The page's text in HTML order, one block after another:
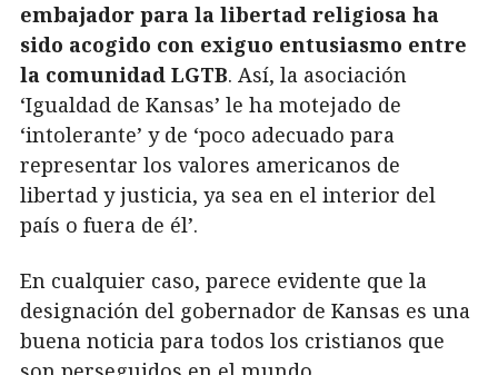
embajador para la libertad religiosa ha
sido acogido con exiguo entusiasmo entre
la comunidad LGTB. Así, la asociación
‘Igualdad de Kansas’ le ha motejado de
‘intolerante’ y de ‘poco adecuado para
representar los valores americanos de
libertad y justicia, ya sea en el interior del
país o fuera de él’.
En cualquier caso, parece evidente que la
designación del gobernador de Kansas es una
buena noticia para todos los cristianos que